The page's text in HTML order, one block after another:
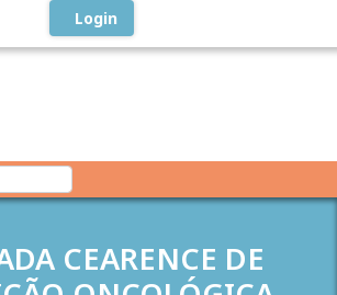
Login
CEARENCE DE